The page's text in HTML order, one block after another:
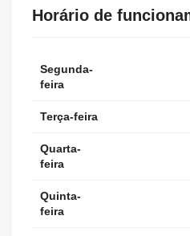
Horário de
Segunda-
feira
Terça-feira
Quarta-
feira
Quinta-
feira